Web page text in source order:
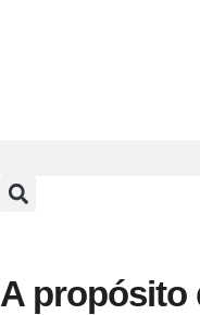
A propósito